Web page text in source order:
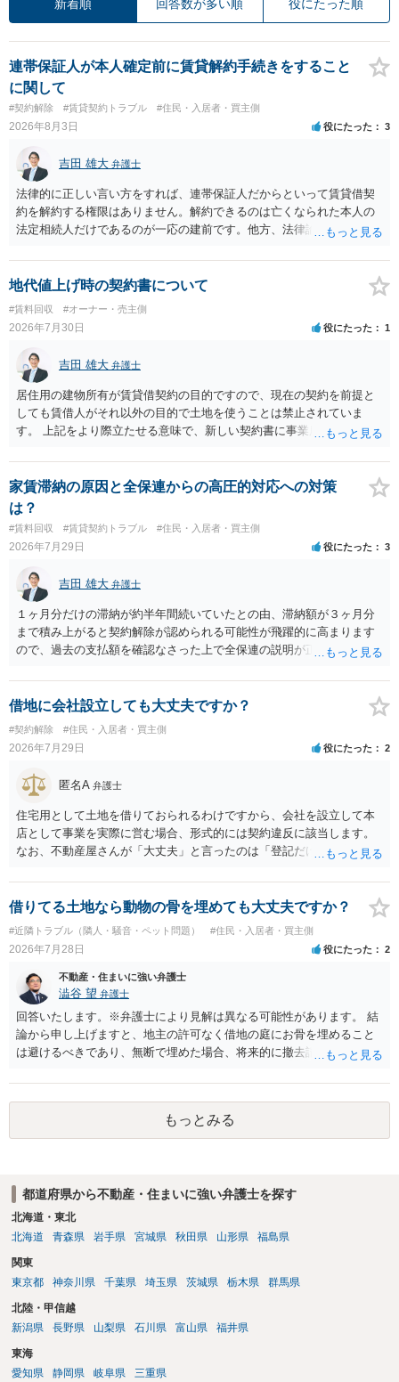
新着順 回答数が多い順 役にたった順
連帯保証人が本人確定前に賃貸解約手続きをすること
に関して
#契約解除 #賃貸契約トラブル #住民・入居者・買主側
2026年8月3日 役にたった 3
吉田 雄大 弁護士
法律的に正しい言い方をすれば、連帯保証人だからといって賃貸借契
約を解約する権限はありません。解約できるのは亡くなられた本人の
法定相続人だけであるのが一応の建前です。他方、法律論はさてお
する動機づけがなくなります。 今回進められつつある手続はあくまで
も、建物を賃貸人に一日も早く明け渡すための便宜的方法として理解
するのが良いと思います。またその方法で進めた方が、連帯保証人で
あるお知り合いさんにとっても、自身の経済的負担を最小限に食い止
められるため望ましいやり方だといえます。
地代値上げ時の契約書について
#賃料回収 #オーナー・売主側
2026年7月30日 役にたった 1
吉田 雄大 弁護士
居住用の建物所有が賃貸借契約の目的ですので、現在の契約を前提と
しても賃借人がそれ以外の目的で土地を使うことは禁止されていま
す。 上記をより際立たせる意味で、新しい契約書に事業用として用い
交渉である以上賃借人が拒んだ場合には入りませんが、提案するのは
良い方法と思います。
家賃滞納の原因と全保連からの高圧的対応への対策
は？
#賃料回収 #賃貸契約トラブル #住民・入居者・買主側
2026年7月29日 役にたった 3
吉田 雄大 弁護士
１ヶ月分だけの滞納が約半年間続いていたとの由、滞納額が３ヶ月分
まで積み上がると契約解除が認められる可能性が飛躍的に高まります
ので、過去の支払額を確認なさった上で全保連の説明が正しければ、
た理由は気になるところですが、中身のある返答は期待できないと思
います。
借地に会社設立しても大丈夫ですか？
#契約解除 #住民・入居者・買主側
2026年7月29日 役にたった 2
匿名A 弁護士
住宅用として土地を借りておられるわけですから、会社を設立して本
店として事業を実際に営む場合、形式的には契約違反に該当します。
なお、不動産屋さんが「大丈夫」と言ったのは「登記だけなら実務上
れますが、これは法的な保証ではありません。 ただ、解除まで認めら
れるかどうかについては信頼関係が破壊されたかどうかで判断されま
すので、建物を事務所・店舗用に大きく改築する等までなさらない限
り、リスクはそれほど大きくないかもしれません。 しかしそれでも、
大家さんが契約違反を口実に、将来の更新時に更新料の上乗せを要求
したり、立ち退きを迫る材料に使ったりする可能性は否定できませ
ん。
借りてる土地なら動物の骨を埋めても大丈夫ですか？
#近隣トラブル（隣人・騒音・ペット問題） #住民・入居者・買主側
2026年7月28日 役にたった 2
不動産・住まいに強い弁護士
澁谷 望 弁護士
回答いたします。※弁護士により見解は異なる可能性があります。 結
論から申し上げますと、地主の許可なく借地の庭にお骨を埋めること
は避けるべきであり、無断で埋めた場合、将来的に撤去請求や退去時
上、自分のペットの遺骨を埋める行為自体は墓地埋葬法違反や不法投
棄には該当しないため、犯罪になるわけではありません。しかし、建
物の所有者は質問者様であっても、土地の所有権はあくまで地主にあ
ります。そのため、地主に無断でお骨を埋める行為は、他人の所有権
事前に地主へ相談して許可を得るか、土地に直接埋めずに大きめの鉢
植え等で供養する「プランター葬」や、ペット霊園等への納骨を検討
されるのが確実かと思います。
もっとみる
都道府県から不動産・住まいに強い弁護士を探す
北海道・東北
北海道
青森県 岩手県 宮城県 秋田県 山形県 福島県
関東
東京都
神奈川県 千葉県 埼玉県 茨城県 栃木県 群馬県
北陸・甲信越
新潟県
長野県 山梨県 石川県 富山県 福井県
東海
愛知県
静岡県 岐阜県 三重県